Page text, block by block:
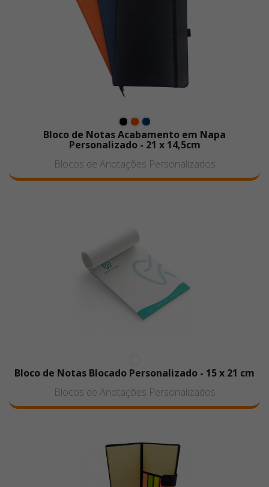
Bloco de Notas Acabamento em Napa
Personalizado - 21 x 14,5cm
Blocos de Anotações Personalizados
Bloco de Notas Blocado Personalizado - 15 x 21 cm
Blocos de Anotações Personalizados